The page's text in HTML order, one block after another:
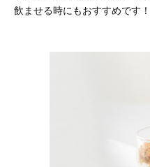
飲ませる時にもおすすめです！